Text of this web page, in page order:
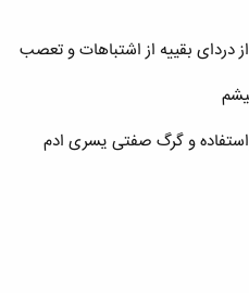
بقییه از اشتباهات و تعصب
و گرگ صفتی یسری ادم